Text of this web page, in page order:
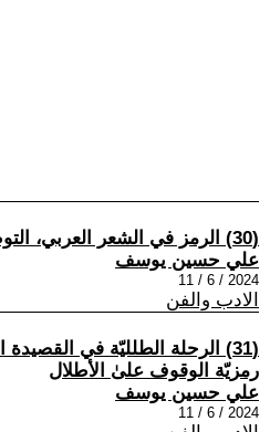
(30) الرمز في الشعر العربي، التوظيف والتمثلات
علي حسين يوسف
2024 / 6 / 11
الادب والفن
(31) الرحلة الطلليّة في
رمزيّة الوقوف علىٰ الأطلال
علي حسين يوسف
2024 / 6 / 11